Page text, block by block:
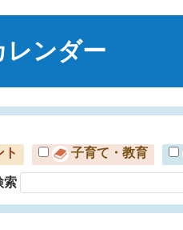
レンダー
ト
子育て・教育
索